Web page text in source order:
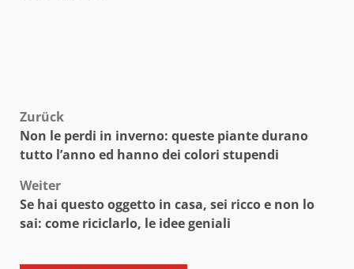
Beitragsnavigation
Zurück
Non le perdi in inverno: queste piante durano
tutto l’anno ed hanno dei colori stupendi
Weiter
Se hai questo oggetto in casa, sei ricco e non lo
sai: come riciclarlo, le idee geniali